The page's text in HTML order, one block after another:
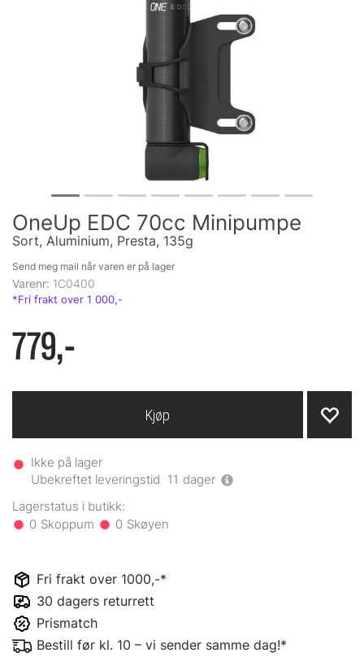
OneUp EDC 70cc Minipumpe
Sort, Aluminium, Presta, 135g
Varenr: 1C0400
779,-
Ikke på lager
Ubekreftet leveringstid 11 dager
0 0
Kjøp
Fri frakt over 1000,-*
30 dagers returrett
Prismatch
Bestill før kl. 10 – vi sender samme dag!*
Send meg mail når varen er på lager